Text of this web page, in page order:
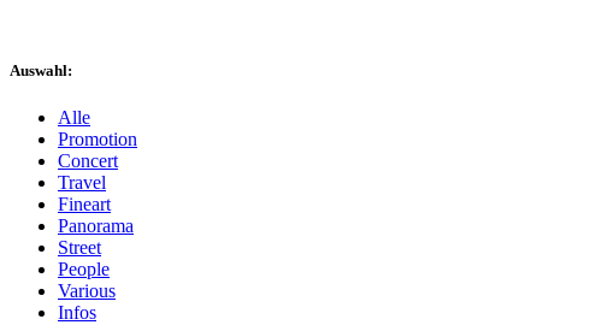
Auswahl:
Alle
Promotion
Concert
Travel
Fineart
Panorama
Street
People
Various
Infos